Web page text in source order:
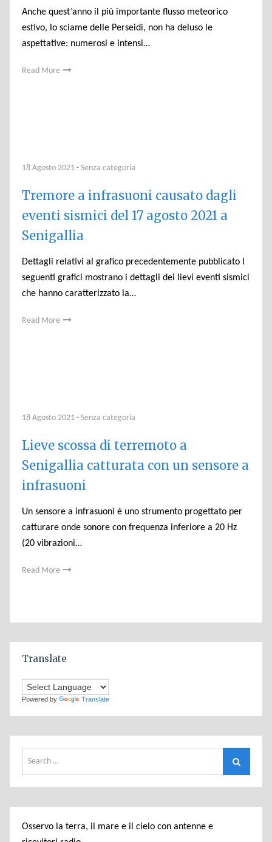
Anche quest’anno il più importante flusso meteorico
estivo, lo sciame delle Perseidi, non ha deluso le
aspettative: numerosi e intensi…
Read More
18 Agosto 2021 - Senza categoria
Tremore a infrasuoni causato dagli
eventi sismici del 17 agosto 2021 a
Senigallia
Dettagli relativi al grafico precedentemente pubblicato I
seguenti grafici mostrano i dettagli dei lievi eventi sismici
che hanno caratterizzato la…
Read More
18 Agosto 2021 - Senza categoria
Lieve scossa di terremoto a
Senigallia catturata con un sensore a
infrasuoni
Un sensore a infrasuoni è uno strumento progettato per
catturare onde sonore con frequenza inferiore a 20 Hz
(20 vibrazioni…
Read More
Translate
Powered by Translate
for:
Search
Osservo la terra, il mare e il cielo con antenne e